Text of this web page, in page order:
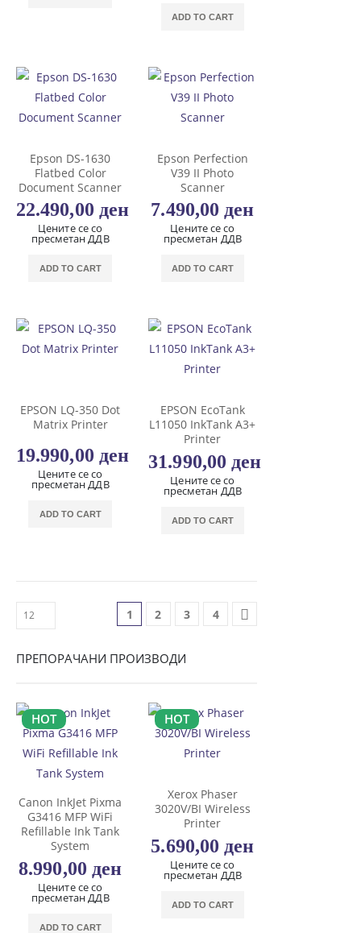
ADD TO CART
Epson DS-1630
Flatbed Color
Document Scanner
22.490,00 ден
Цените се со
пресметан ДДВ
ADD TO CART
Epson Perfection
V39 II Photo
Scanner
7.490,00ден
Цените се со
пресметан ДДВ
ADD TO CART
EPSON LQ-350 Dot
Matrix Printer
19.990,00 ден
Цените се со
пресметан ДДВ
ADD TO CART
EPSON EcoTank
L11050 InkTank A3+
Printer
31.990,00 ден
Цените се со
пресметан ДДВ
ADD TO CART
1 2 3 4
ПРЕПОРАЧАНИ ПРОИЗВОДИ
HOT
Canon InkJet Pixma
G3416 MFP WiFi
Refillable Ink Tank
System
8.990,00 ден
Цените се со
пресметан ДДВ
ADD TO CART
HOT
Xerox Phaser
3020V/BI Wireless
Printer
5.690,00 ден
Цените се со
пресметан ДДВ
ADD TO CART